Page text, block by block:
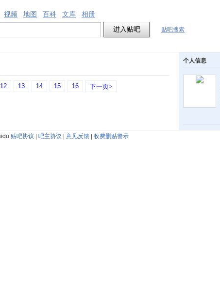
视频 地图 百科 文库 相册
贴吧搜索
12 13 14 15 16 下一页>
个人信息
贴吧协议 | 吧主协议 | 意见反馈 | 收费删贴警示